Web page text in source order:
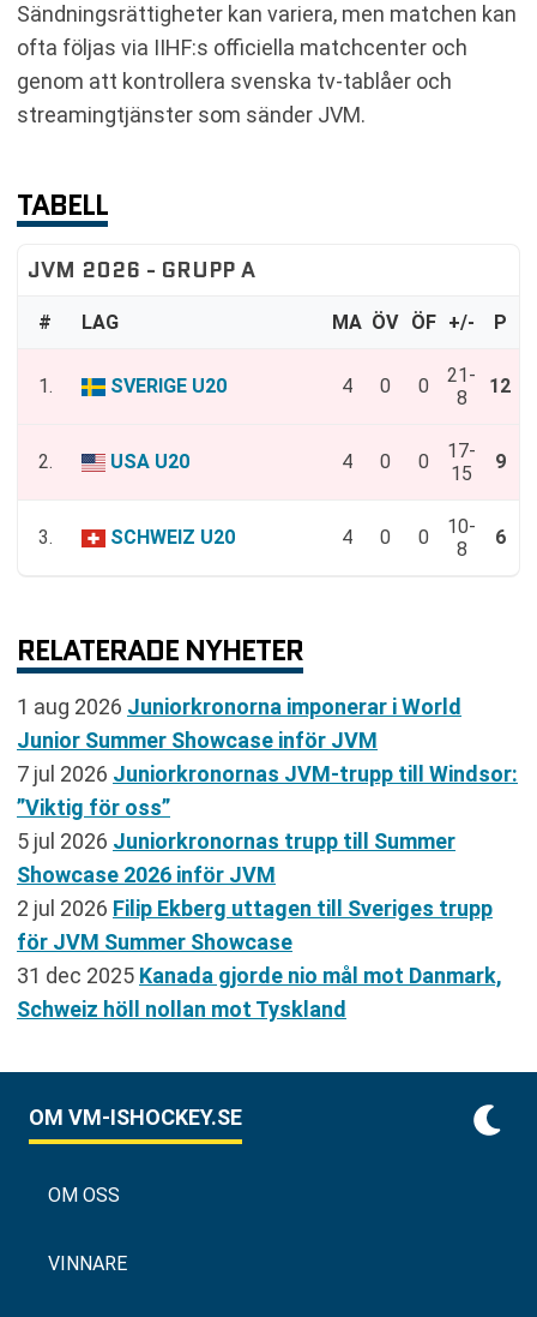
Sändningsrättigheter kan variera, men matchen kan
ofta följas via IIHF:s officiella matchcenter och
genom att kontrollera svenska tv-tablåer och
streamingtjänster som sänder JVM.
TABELL
JVM 2026 - GRUPP A
# LAG MA ÖV ÖF +/- P
1. SVERIGE U20 4 0 0
21-
8
12
2. USA U20 4 0 0
17-
15
9
3. SCHWEIZ U20 4 0 0
10-
8
6
RELATERADE NYHETER
1 aug 2026 Juniorkronorna imponerar i World
Junior Summer Showcase inför JVM
7 jul 2026 Juniorkronornas JVM-trupp till Windsor:
”Viktig för oss”
5 jul 2026 Juniorkronornas trupp till Summer
Showcase 2026 inför JVM
2 jul 2026 Filip Ekberg uttagen till Sveriges trupp
för JVM Summer Showcase
31 dec 2025 Kanada gjorde nio mål mot Danmark,
Schweiz höll nollan mot Tyskland
OM VM-ISHOCKEY.SE
OM OSS
VINNARE